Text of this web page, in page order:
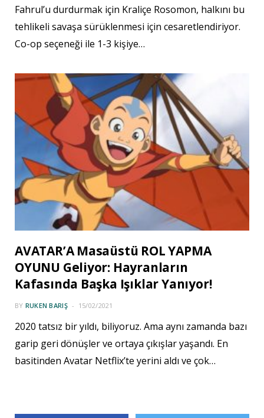
Fahrul’u durdurmak için Kraliçe Rosomon, halkını bu
tehlikeli savaşa sürüklenmesi için cesaretlendiriyor.
Co-op seçeneği ile 1-3 kişiye…
AVATAR’A Masaüstü ROL YAPMA
OYUNU Geliyor: Hayranların
Kafasında Başka Işıklar Yanıyor!
BY RUKEN BARIŞ 15/02/2021
2020 tatsız bir yıldı, biliyoruz. Ama aynı zamanda bazı
garip geri dönüşler ve ortaya çıkışlar yaşandı. En
basitinden Avatar Netflix’te yerini aldı ve çok…